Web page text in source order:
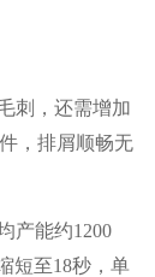
刺，还需增加
，排屑顺畅无
产能约1200
短至18秒，单